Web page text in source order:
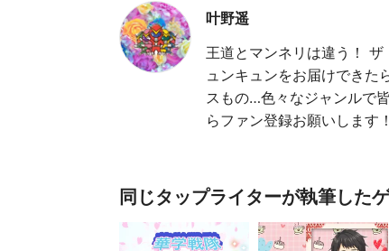
叶野遥
王道とマンネリは違う！
ュンキュンをお届けできた
スもの…色々なジャンルで
らファン登録お願いします！
同じタップライターが執筆した